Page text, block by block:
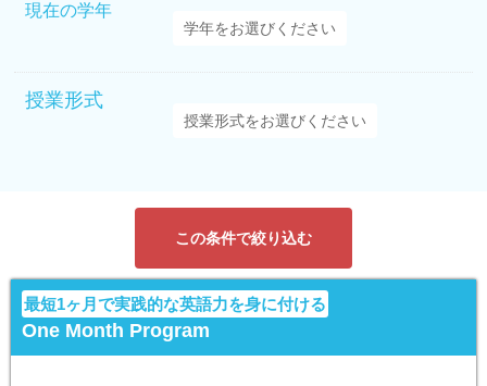
現在の学年
授業形式
この条件で絞り込む
最短1ヶ月で実践的な英語力を身に付ける
One Month Program